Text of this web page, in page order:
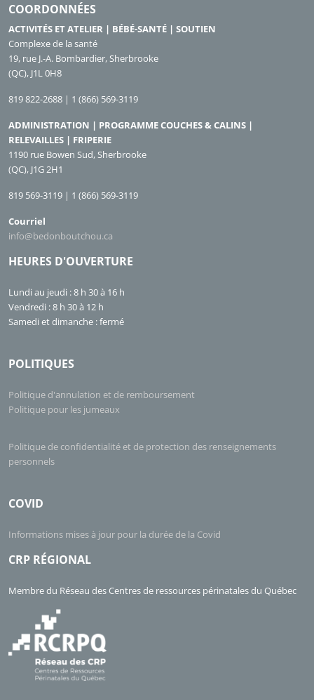
COORDONNÉES
ACTIVITÉS ET ATELIER | BÉBÉ-SANTÉ | SOUTIEN
Complexe de la santé
19, rue J.-A. Bombardier, Sherbrooke
(QC), J1L 0H8
819 822-2688 | 1 (866) 569-3119
ADMINISTRATION | PROGRAMME COUCHES & CALINS |
RELEVAILLES | FRIPERIE
1190 rue Bowen Sud, Sherbrooke
(QC), J1G 2H1
819 569-3119 | 1 (866) 569-3119
Courriel
info@bedonboutchou.ca
HEURES D'OUVERTURE
Lundi au jeudi : 8 h 30 à 16 h
Vendredi : 8 h 30 à 12 h
Samedi et dimanche : fermé
POLITIQUES
Politique d'annulation et de remboursement
Politique pour les jumeaux
Politique de confidentialité et de protection des renseignements
personnels
COVID
Informations mises à jour pour la durée de la Covid
CRP RÉGIONAL
Membre du Réseau des Centres de ressources périnatales du Québec